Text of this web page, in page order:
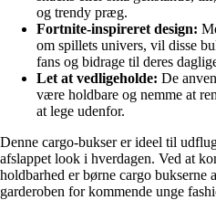
og trendy præg.
Fortnite-inspireret design:
om spillets univers, vil disse
fans og bidrage til deres
Let at vedligeholde: De
være holdbare og nemme at
at lege udenfor.
Denne cargo-bukser er ideel til
afslappet look i hverdagen. Ved at
holdbarhed er børne cargo bukserne
garderoben for kommende unge